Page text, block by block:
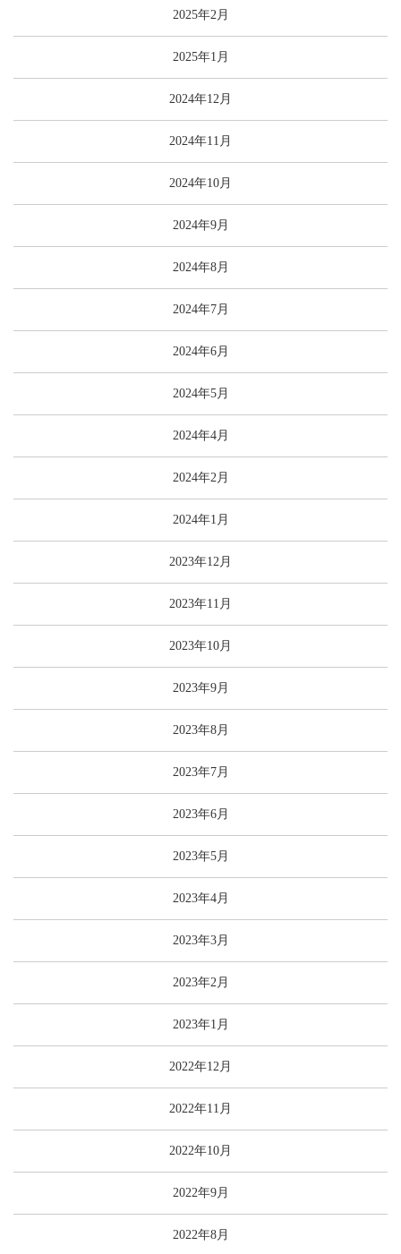
2025年2月
2025年1月
2024年12月
2024年11月
2024年10月
2024年9月
2024年8月
2024年7月
2024年6月
2024年5月
2024年4月
2024年2月
2024年1月
2023年12月
2023年11月
2023年10月
2023年9月
2023年8月
2023年7月
2023年6月
2023年5月
2023年4月
2023年3月
2023年2月
2023年1月
2022年12月
2022年11月
2022年10月
2022年9月
2022年8月